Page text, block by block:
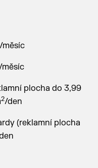
měsíc
plocha do 3,99
2/den
(reklamní plocha